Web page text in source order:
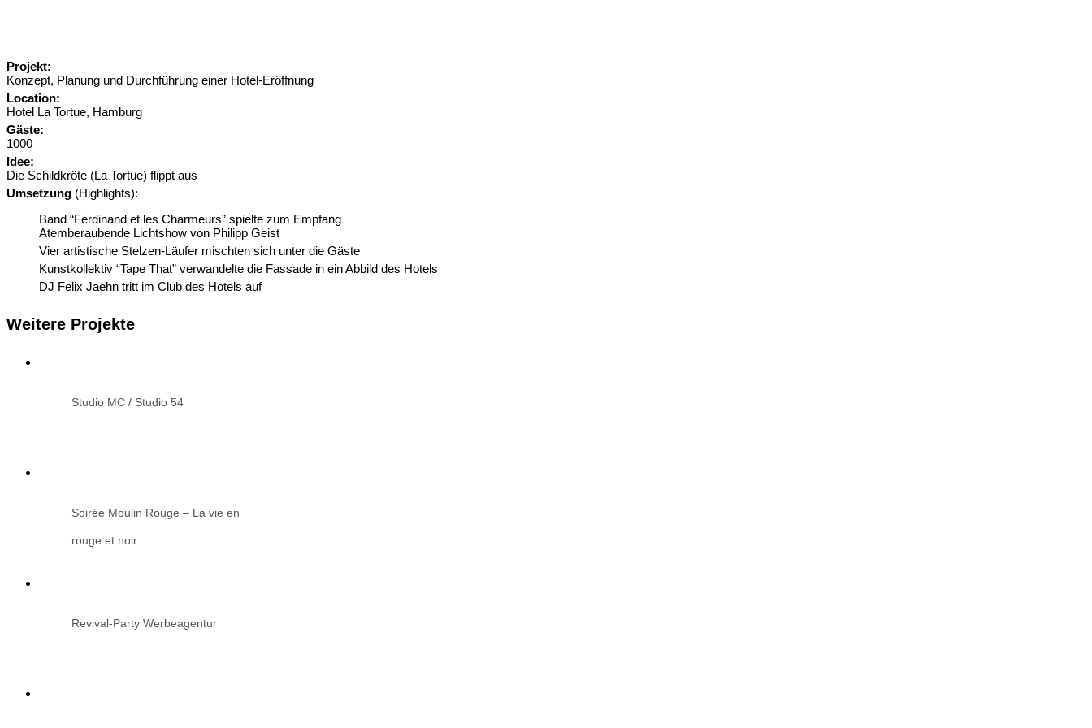
Projekt:
Konzept, Planung und Durchführung einer Hotel-Eröffnung
Location:
Hotel La Tortue, Hamburg
Gäste:
1000
Idee:
Die Schildkröte (La Tortue) flippt aus
Umsetzung (Highlights):
Band “Ferdinand et les Charmeurs” spielte zum Empfang
Atemberaubende Lichtshow von Philipp Geist
Vier artistische Stelzen-Läufer mischten sich unter die Gäste
Kunstkollektiv “Tape That” verwandelte die Fassade in ein Abbild des Hotels
DJ Felix Jaehn tritt im Club des Hotels auf
Weitere Projekte
Studio MC / Studio 54
Soirée Moulin Rouge – La vie en
rouge et noir
Revival-Party Werbeagentur